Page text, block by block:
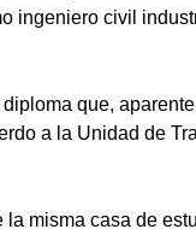
ingeniero civil
que,
a la Unidad de
misma casa de